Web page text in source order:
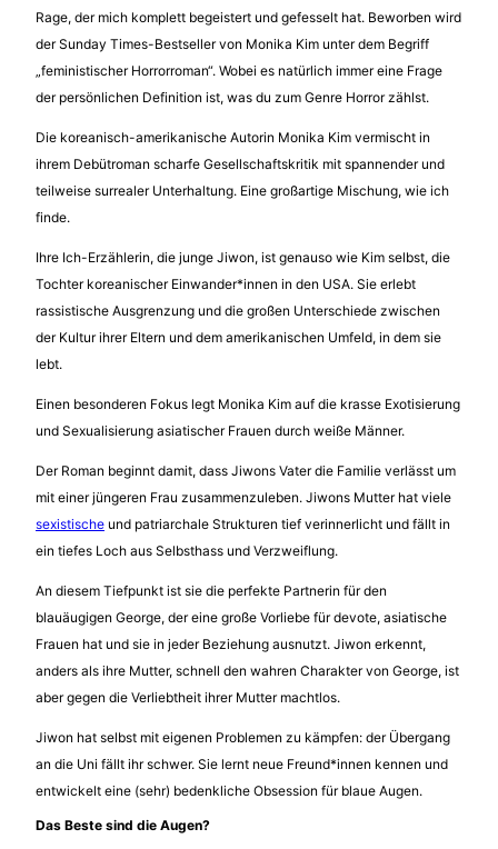
Rage, der mich komplett begeistert und gefesselt hat. Beworben wird
der Sunday Times-Bestseller von Monika Kim unter dem Begriff
„feministischer Horrorroman“. Wobei es natürlich immer eine Frage
der persönlichen Definition ist, was du zum Genre Horror zählst.
Die koreanisch-amerikanische Autorin Monika Kim vermischt in
ihrem Debütroman scharfe Gesellschaftskritik mit spannender und
teilweise surrealer Unterhaltung. Eine großartige Mischung, wie ich
finde.
Ihre Ich-Erzählerin, die junge Jiwon, ist genauso wie Kim selbst, die
Tochter koreanischer Einwander*innen in den USA. Sie erlebt
rassistische Ausgrenzung und die großen Unterschiede zwischen
der Kultur ihrer Eltern und dem amerikanischen Umfeld, in dem sie
lebt.
Einen besonderen Fokus legt Monika Kim auf die krasse Exotisierung
und Sexualisierung asiatischer Frauen durch weiße Männer.
Der Roman beginnt damit, dass Jiwons Vater die Familie verlässt um
mit einer jüngeren Frau zusammenzuleben. Jiwons Mutter hat viele
sexistische und patriarchale Strukturen tief verinnerlicht und fällt in
ein tiefes Loch aus Selbsthass und Verzweiflung.
An diesem Tiefpunkt ist sie die perfekte Partnerin für den
blauäugigen George, der eine große Vorliebe für devote, asiatische
Frauen hat und sie in jeder Beziehung ausnutzt. Jiwon erkennt,
anders als ihre Mutter, schnell den wahren Charakter von George, ist
aber gegen die Verliebtheit ihrer Mutter machtlos.
Jiwon hat selbst mit eigenen Problemen zu kämpfen: der Übergang
an die Uni fällt ihr schwer. Sie lernt neue Freund*innen kennen und
entwickelt eine (sehr) bedenkliche Obsession für blaue Augen.
Das Beste sind die Augen?